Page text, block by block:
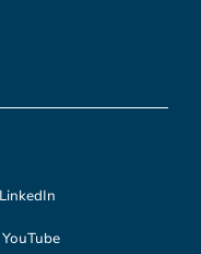
LinkedIn
YouTube